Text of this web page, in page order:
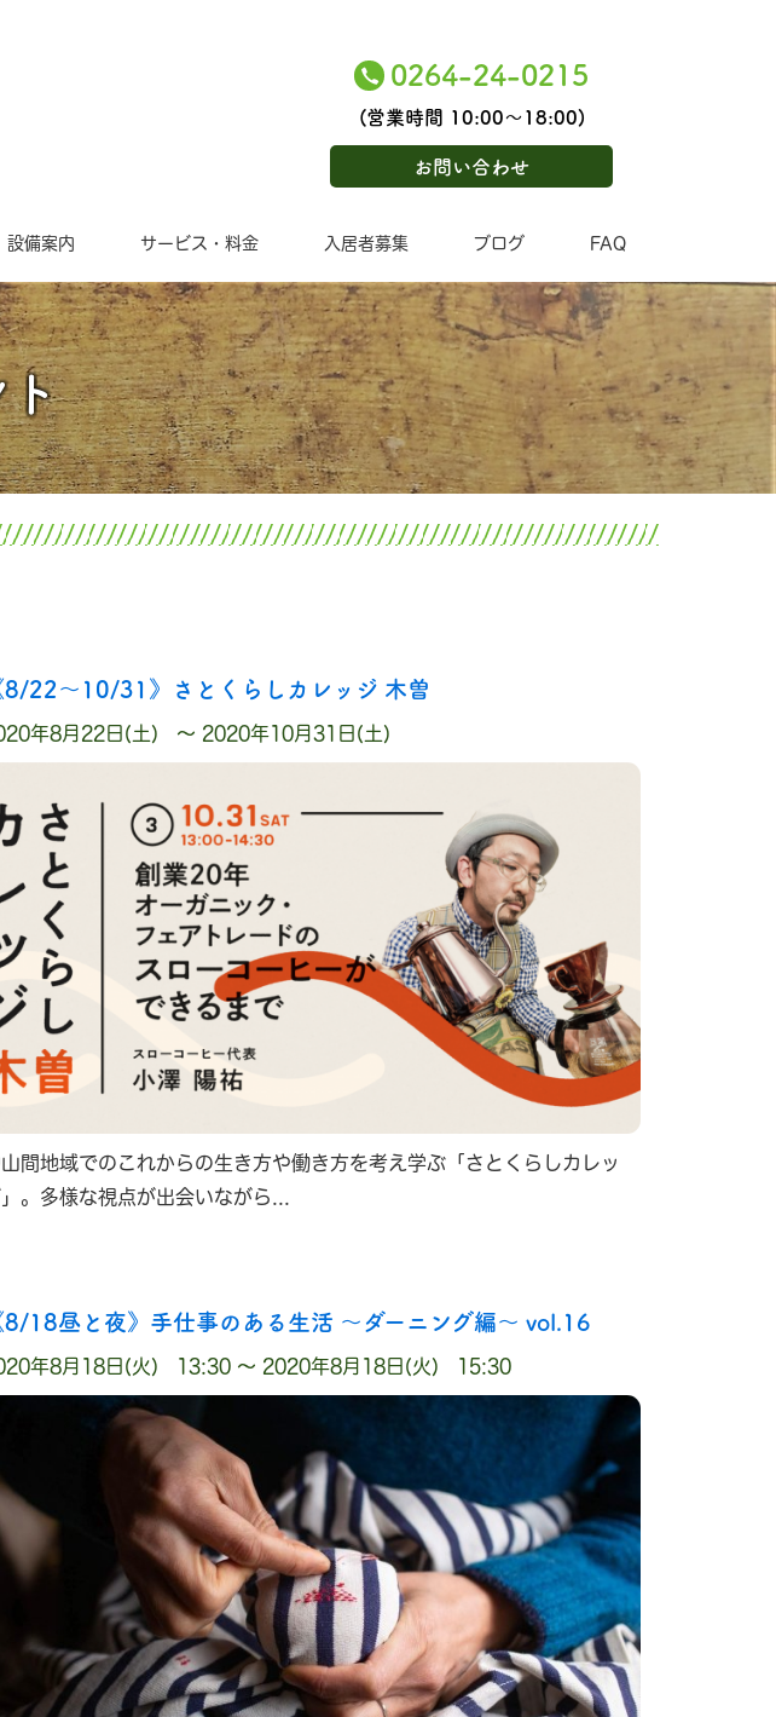
0264-24-0215
(営業時間 10:00〜18:00)
お問い合わせ
設備案内 サービス・料金 入居者募集 ブログ FAQ
8/22〜10/31》さとくらしカレッジ 木曽
年8月22日(土) 〜 2020年10月31日(土)
間地域でのこれからの生き方や働き方を考え学ぶ「さとくらしカレッ
。多様な視点が出会いながら...
8/18昼と夜》手仕事のある生活 ～ダーニング編～ vol.16
年8月18日(火) 13:30 〜 2020年8月18日(火) 15:30